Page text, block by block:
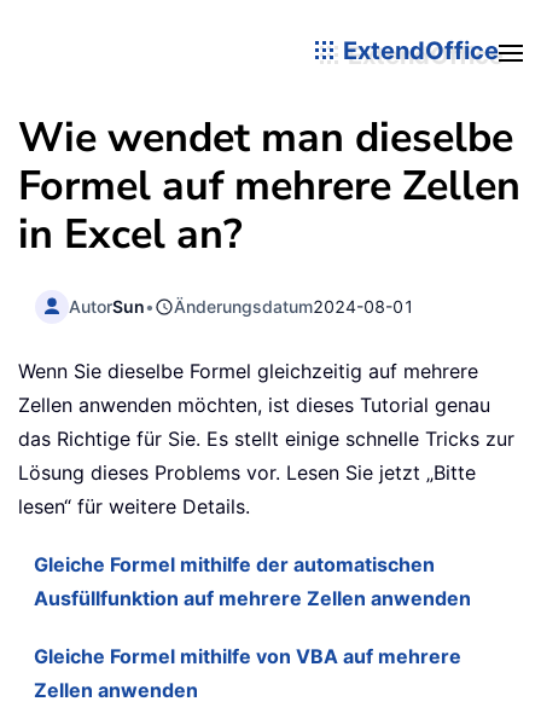
ExtendOffice
Wie wendet man dieselbe
Formel auf mehrere Zellen
in Excel an?
AutorSun• Änderungsdatum2024-08-01
Wenn Sie dieselbe Formel gleichzeitig auf mehrere
Zellen anwenden möchten, ist dieses Tutorial genau
das Richtige für Sie. Es stellt einige schnelle Tricks zur
Lösung dieses Problems vor. Lesen Sie jetzt „Bitte
lesen“ für weitere Details.
Gleiche Formel mithilfe der automatischen
Ausfüllfunktion auf mehrere Zellen anwenden
Gleiche Formel mithilfe von VBA auf mehrere
Zellen anwenden